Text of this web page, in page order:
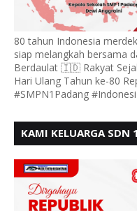
80 tahun Indonesia
siap melangkah bersama
Berdaulat 🇮🇩 Rakyat
Hari Ulang Tahun ke-80
#SMPN1Padang
KAMI KELUARGA SDN